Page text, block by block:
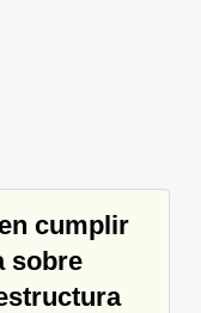
cumplir
sobre